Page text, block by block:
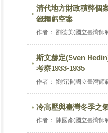
清代地方財政積弊個
錢糧虧空案
作者： 劉德美(國立臺灣師
斯文赫定(Sven
考察1933-1935
作者： 劉衍淮(國立臺灣師
冷高壓與臺灣冬季之
作者： 陳國彥(國立臺灣師